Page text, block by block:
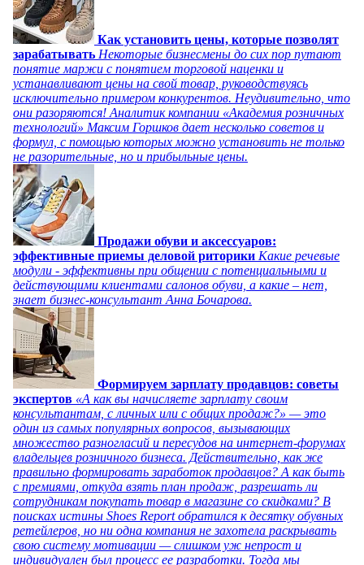
Как установить цены, которые позволят
зарабатывать Некоторые бизнесмены до сих пор путают
понятие маржи с понятием торговой наценки и
устанавливают цены на свой товар, руководствуясь
исключительно примером конкурентов. Неудивительно, что
они разоряются! Аналитик компании «Академия розничных
технологий» Максим Горшков дает несколько советов и
формул, с помощью которых можно установить не только
не разорительные, но и прибыльные цены.
Продажи обуви и аксессуаров:
эффективные приемы деловой риторики Какие речевые
модули - эффективны при общении с потенциальными и
действующими клиентами салонов обуви, а какие – нет,
знает бизнес-консультант Анна Бочарова.
Формируем зарплату продавцов: советы
экспертов «А как вы начисляете зарплату своим
консультантам, с личных или с общих продаж?» — это
один из самых популярных вопросов, вызывающих
множество разногласий и пересудов на интернет-форумах
владельцев розничного бизнеса. Действительно, как же
правильно формировать заработок продавцов? А как быть
с премиями, откуда взять план продаж, разрешать ли
сотрудникам покупать товар в магазине со скидками? В
поисках истины Shoes Report обратился к десятку обувных
ретейлеров, но ни одна компания не захотела раскрывать
свою систему мотивации — слишком уж непрост и
индивидуален был процесс ее разработки. Тогда мы